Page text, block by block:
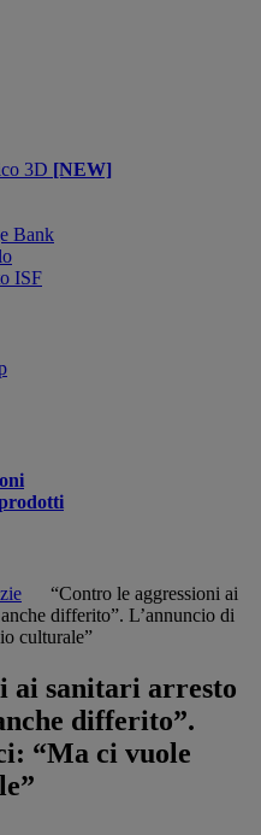
3D [NEW]
Bank
ISF
“Contro le aggressioni ai
differito”. L’annuncio di
culturale”
ai sanitari arresto
differito”.
“Ma ci vuole